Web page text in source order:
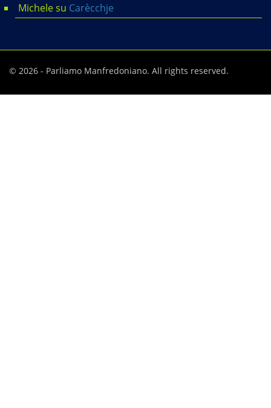
Michelesu Carècchje
© 2026 - Parliamo Manfredoniano. All rights reserved.